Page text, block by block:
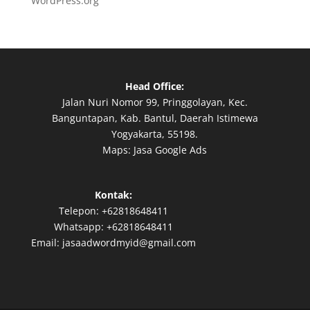
Head Office:
Jalan Nuri Nomor 99, Pringgolayan, Kec.
Banguntapan, Kab. Bantul, Daerah Istimewa
Yogyakarta, 55198.
Maps: Jasa Google Ads
Kontak:
Telepon: +62818648411
Whatsapp: +62818648411
Email: jasaadwordmyid@gmail.com